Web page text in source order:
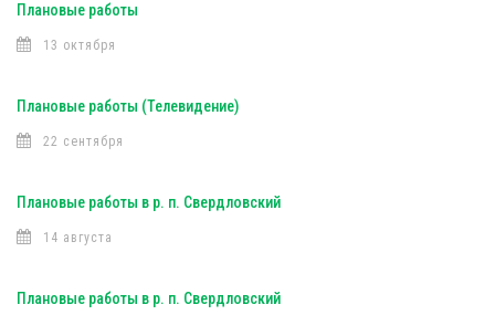
Плановые работы
13 октября
Плановые работы (Телевидение)
22 сентября
Плановые работы в р. п. Свердловский
14 августа
Плановые работы в р. п. Свердловский